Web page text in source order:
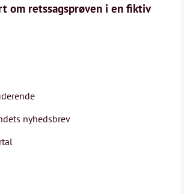
om retssagsprøven i en fiktiv
nyhedsbrev